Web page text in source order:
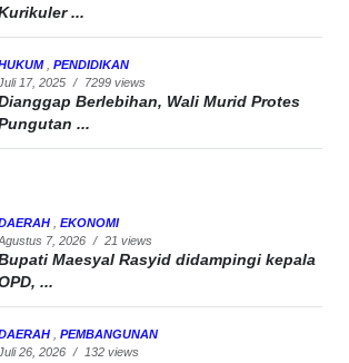
...
PENDIDIKAN
17, 2025 / 7299 views
Berlebihan, Wali Murid Protes
...
EKONOMI
7, 2026 / 21 views
Maesyal Rasyid didampingi kepala
...
PEMBANGUNAN
26, 2026 / 132 views